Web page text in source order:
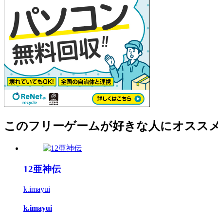
このフリーゲームが好きな人にオスス
12亜神伝
k.imayui
k.imayui